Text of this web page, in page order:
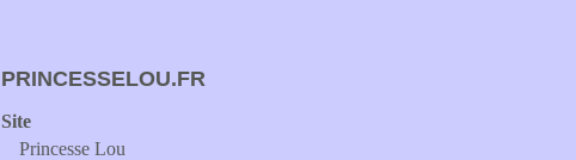
PRINCESSELOU.FR
Site
Princesse Lou